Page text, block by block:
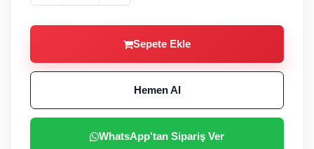
Sepete Ekle
Hemen Al
WhatsApp'tan Sipariş Ver